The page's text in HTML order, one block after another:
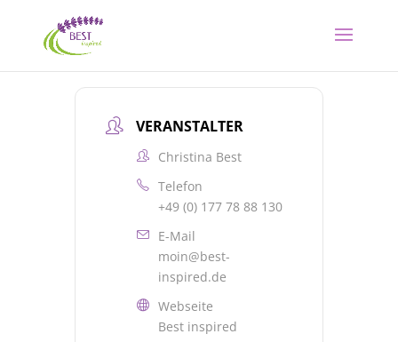
VERANSTALTER
Christina Best
Telefon
+49 (0) 177 78 88 130
E-Mail
moin@best-
inspired.de
Webseite
Best inspired